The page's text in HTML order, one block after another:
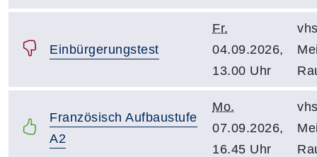
Einbürgerungstest
Fr.
04.09.2026,
13.00 Uhr
Französisch Aufbaustufe
A2
Mo.
07.09.2026,
16.45 Uhr